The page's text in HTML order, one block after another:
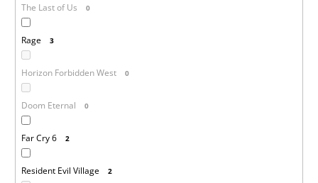
The Last of Us 0
Rage 3
Horizon Forbidden West 0
Doom Eternal 0
Far Cry 6 2
Resident Evil Village 2